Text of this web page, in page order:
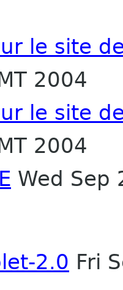
le site
2004
le site
2004
Wed Sep
2.0 Fri